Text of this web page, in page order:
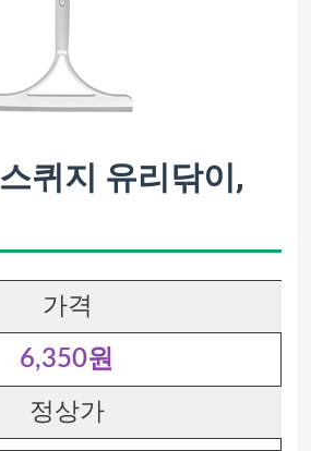
퀴지 유리닦이,
가격
6,350원
정상가